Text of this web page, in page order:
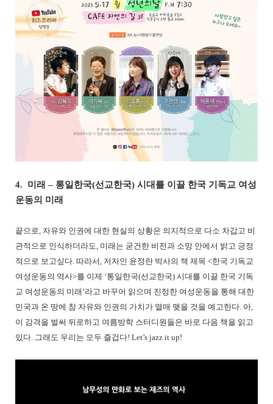
4. 미래 – 통일한국(선교한국) 시대를 이끌 한국 기독교 여성
운동의 미래
끝으로, 자유와 인권에 대한 현실의 상황은 의지적으로 다소 차갑고 비
관적으로 인식하더라도, 미래는 굳건한 비전과 소망 안에서 밝고 긍정
적으로 보고싶다. 따라서, 저자인 윤정란 박사의 책 제목 <한국 기독교
여성운동의 역사>를 이제 ‘통일한국(선교한국) 시대를 이끌 한국 기독
교 여성운동의 미래’라고 바꾸어 읽으며 진정한 여성운동을 통해 대한
민국과 온 땅에 참 자유와 인권의 가치가 열매 맺을 것을 예고한다. 아,
이 감격을 벌써 뒤로하고 여름방학 스터디원들은 바로 다음 책을 읽고
있다. 그래도 우리는 모두 즐겁다! Let’s jazz it up!